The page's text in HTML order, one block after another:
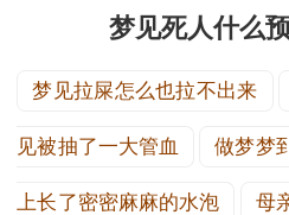
梦见死人什么
梦见拉屎怎么也拉不出来
见被抽了一大管血 做梦梦
上长了密密麻麻的水泡 母